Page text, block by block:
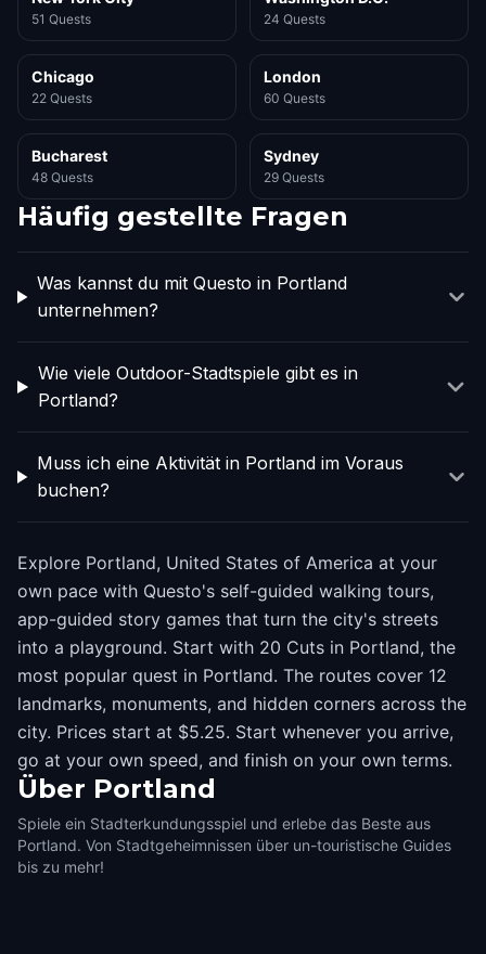
51 Quests 24 Quests
Chicago
22 Quests
London
60 Quests
Bucharest
48 Quests
Sydney
29 Quests
Häufig gestellte Fragen
Was kannst du mit Questo in Portland
unternehmen?
Wie viele Outdoor-Stadtspiele gibt es in
Portland?
Muss ich eine Aktivität in Portland im Voraus
buchen?
Explore Portland, United States of America at your
own pace with Questo's self-guided walking tours,
app-guided story games that turn the city's streets
into a playground. Start with 20 Cuts in Portland, the
most popular quest in Portland. The routes cover 12
landmarks, monuments, and hidden corners across the
city. Prices start at $5.25. Start whenever you arrive,
go at your own speed, and finish on your own terms.
Über Portland
Spiele ein Stadterkundungsspiel und erlebe das Beste aus
Portland. Von Stadtgeheimnissen über un-touristische Guides
bis zu mehr!